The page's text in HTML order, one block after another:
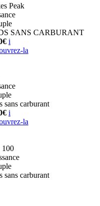
Peak
SANS CARBURANT
i
la
sans carburant
i
la
100
sans carburant